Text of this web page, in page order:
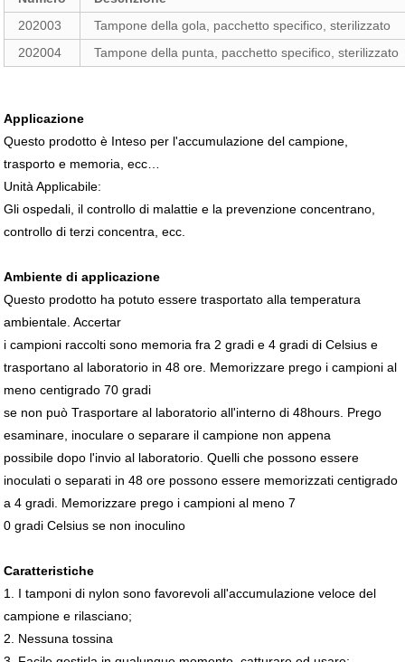
202003
Tampone della gola, pacchetto specifico, sterilizzato
202004
Tampone della punta, pacchetto specifico, sterilizzato
Applicazione
Questo prodotto è Inteso per l'accumulazione del campione,
trasporto e memoria, ecc…
Unità Applicabile:
Gli ospedali, il controllo di malattie e la prevenzione concentrano,
controllo di terzi concentra, ecc.
Ambiente di applicazione
Questo prodotto ha potuto essere trasportato alla temperatura
ambientale. Accertar
i campioni raccolti sono memoria fra 2 gradi e 4 gradi di Celsius e
trasportano al laboratorio in 48 ore. Memorizzare prego i campioni al
meno centigrado 70 gradi
se non può Trasportare al laboratorio all'interno di 48hours. Prego
esaminare, inoculare o separare il campione non appena
possibile dopo l'invio al laboratorio. Quelli che possono essere
inoculati o separati in 48 ore possono essere memorizzati centigrado
a 4 gradi. Memorizzare prego i campioni al meno 7
0 gradi Celsius se non inoculino
Caratteristiche
1. I tamponi di nylon sono favorevoli all'accumulazione veloce del
campione e rilasciano;
2. Nessuna tossina